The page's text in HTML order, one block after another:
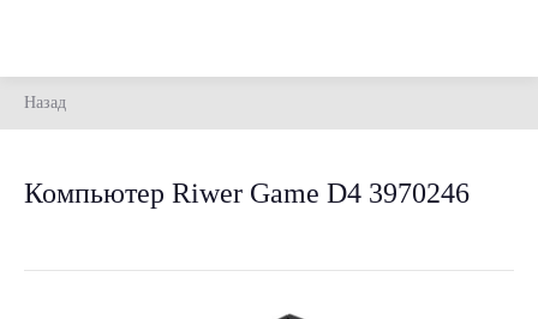
Назад
Компьютер Riwer Game D4 3970246